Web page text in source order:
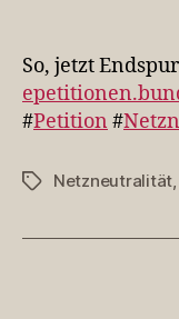
So, jetzt
#Petition #
Schlagwörter
Netzneutralität,